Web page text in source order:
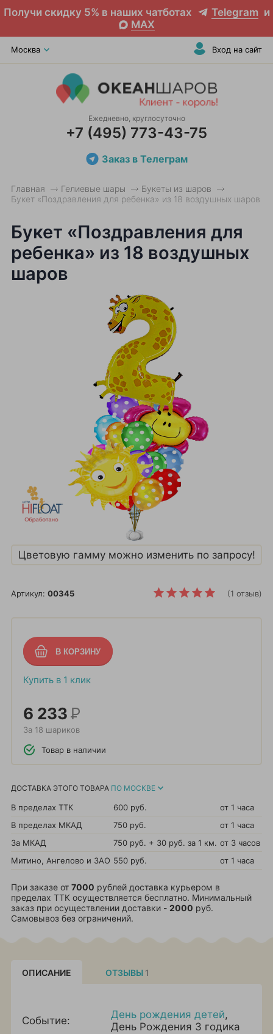
Получи скидку 5% в наших чатботах Telegram и
MAX
Москва Вход на сайт
Ежедневно, круглосуточно
+7 (495) 773-43-75
Заказ в Телеграм
Главная Гелиевые шары
Букеты из шаров
Букет «Поздравления для ребенка» из 18 воздушных шаров
Букет «Поздравления для
ребенка» из 18 воздушных
шаров
Цветовую гамму можно изменить по запросу!
(1 отзыв)
Артикул: 00345
Купить в 1 клик
6 233Р
За 18 шариков
Товар в наличии
ДОСТАВКА ЭТОГО ТОВАРА ПО МОСКВЕ
В пределах ТТК 600 руб.
от 1 часа
В пределах МКАД
750 руб.
от 1 часа
За МКАД
750 руб. + 30 руб. за 1 км. от 3 часов
Митино, Ангелово и ЗАО 550 руб. от 1 часа
При заказе от 7000 рублей доставка курьером в
пределах ТТК осуществляется бесплатно. Минимальный
заказ при осуществлении доставки - 2000 руб.
Самовывоз без ограничений.
ОПИСАНИЕ ОТЗЫВЫ 1
Событие: День рождения детей,
День Рождения 3 годика